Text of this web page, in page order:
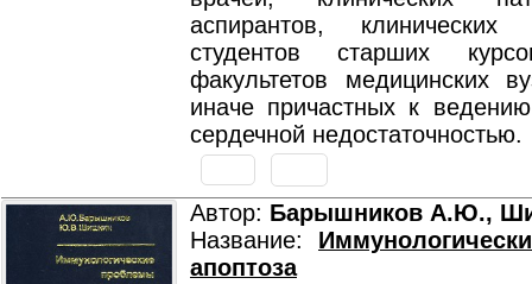
аспирантов, клинических
студентов старших
факультетов медицинских
иначе причастных к
сердечной недостаточностью.
Автор: Барышников А.Ю.,
Название:
апоптоза